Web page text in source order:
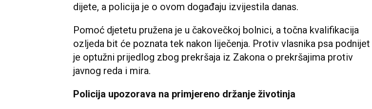
dijete, a policija je o ovom događaju izvijestila danas.
Pomoć djetetu pružena je u čakovečkoj bolnici, a točna kvalifikacija
ozljeda bit će poznata tek nakon liječenja. Protiv vlasnika psa podnijet
je optužni prijedlog zbog prekršaja iz Zakona o prekršajima protiv
javnog reda i mira.
Policija upozorava na primjereno držanje životinja